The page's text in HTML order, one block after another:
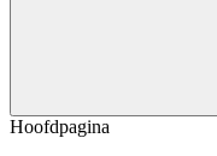
Hoofdpagina